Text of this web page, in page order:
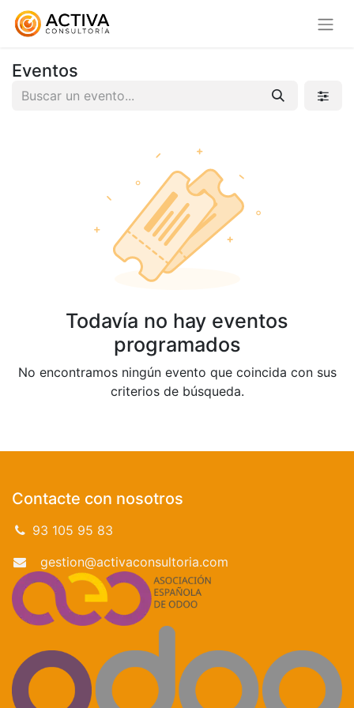
Eventos
Todavía no hay eventos
programados
No encontramos ningún evento que coincida con sus
criterios de búsqueda.
Contacte con nosotros
93 105 95 83
gestion@activaconsultoria.com